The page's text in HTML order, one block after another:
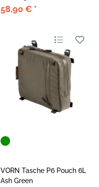
58,90 € *
VORN Tasche P6 Pouch 6L
Ash Green